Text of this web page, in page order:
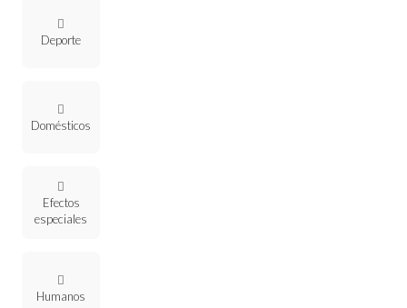
Deporte
Domésticos
Efectos
especiales
Humanos